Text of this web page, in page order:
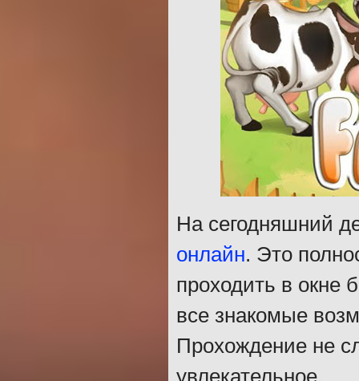
На сегодняшний
онлайн. Это
проходить в окне
все знакомые
Прохождение не
увлекательное.